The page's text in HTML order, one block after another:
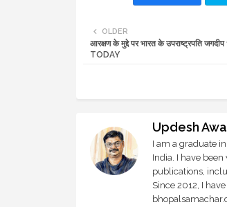
OLDER
आरक्षण के मुद्दे पर भारत के उपराष्ट्रपति
TODAY
Updesh
I am a graduate
India. I have
publications,
Since 2012, I